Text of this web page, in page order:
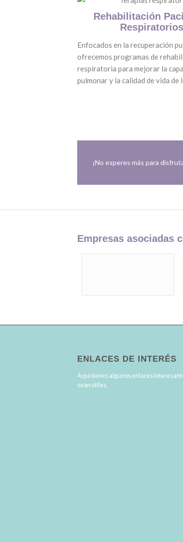
Rehabilitación
Respiratorios
Enfocados en la recuperación
ofrecemos programas de
respiratoria para mejorar la
pulmonar y la calidad de vida de
¡No esperes más para
Empresas asociadas
ENLACES DE INTERÉS
Aquí tienes algunos enlaces
sean útiles.